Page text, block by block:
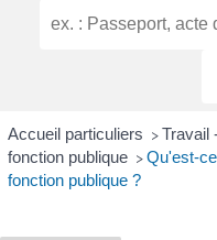
Accueil particuliers > Travail
fonction publique > Qu'est-
fonction publique ?